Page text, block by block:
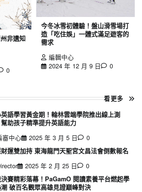
非遺知
0
今冬冰雪初體驗！盤山滑雪場打
造「吃住娛」一體式滿足遊客的
需求
編輯中心
2024 年 12 月 9 日
0
看更多
語學習黃金期！翰林雲端學院推出線上測
助孩子精準提升英語能力
審中心
2025 年 3 月 5 日
0
運雙加持 東海龍門天聖宮文昌法會倒數報名
2025 年 2 月 25 日
0
賽精彩落幕！PaGamO 閱讀素養平台燃起學
破百名觀眾高雄見證巔峰對決